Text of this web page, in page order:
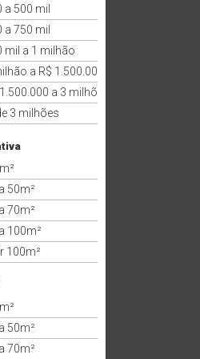
a 500 mil
a 750 mil
mil a 1 milhão
a R$ 1.500.000
a 3 milhões
3 milhões
50m²
70m²
100m²
100m²
50m²
70m²